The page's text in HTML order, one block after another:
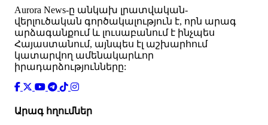
Аurora News-ը անկախ լրատվական-
վերլուծական գործակալություն է, որն արագ
արձագանքում և լուսաբանում է ինչպես
Հայաստանում, այնպես էլ աշխարհում
կատարվող ամենակարևոր
իրադարձությունները:
Արագ հղումներ